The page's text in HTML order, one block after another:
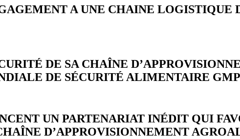
A UNE CHAINE LOGISTIQUE
DE SA CHAÎNE
DE SÉCURITÉ ALIMENTAIRE
UN PARTENARIAT INÉDIT QUI
D’APPROVISIONNEMENT